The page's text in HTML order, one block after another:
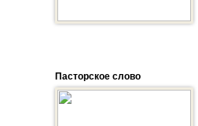
Пасторское слово